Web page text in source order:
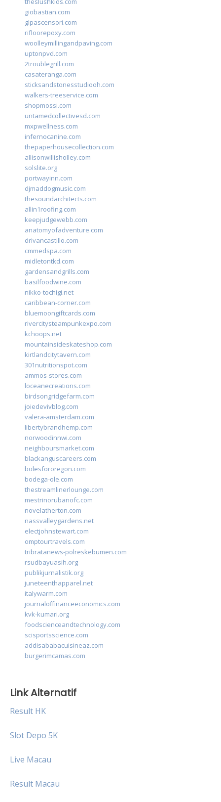
giobastian.com
glpascensori.com
rifloorepoxy.com
woolleymillingandpaving.com
uptonpvd.com
2troublegrill.com
casateranga.com
sticksandstonesstudiooh.com
walkers-treeservice.com
shopmossi.com
untamedcollectivesd.com
mxpwellness.com
infernocanine.com
thepaperhousecollection.com
allisonwillisholley.com
solslite.org
portwayinn.com
djmaddogmusic.com
thesoundarchitects.com
allin1roofing.com
keepjudgewebb.com
anatomyofadventure.com
drivancastillo.com
cmmedspa.com
midletontkd.com
gardensandgrills.com
basilfoodwine.com
nikko-tochigi.net
caribbean-corner.com
bluemoongiftcards.com
rivercitysteampunkexpo.com
kchoops.net
mountainsideskateshop.com
kirtlandcitytavern.com
301nutritionspot.com
ammos-stores.com
loceanecreations.com
birdsongridgefarm.com
joiedevivblog.com
valera-amsterdam.com
libertybrandhemp.com
norwoodinnwi.com
neighboursmarket.com
blackanguscareers.com
bolesfororegon.com
bodega-ole.com
thestreamlinerlounge.com
mestrinorubanofc.com
novelatherton.com
nassvalleygardens.net
electjohnstewart.com
omptourtravels.com
tribratanews-polreskebumen.com
rsudbayuasih.org
publikjurnalistik.org
juneteenthapparel.net
italywarm.com
journaloffinanceeconomics.com
kvk-kumari.org
foodscienceandtechnology.com
scisportsscience.com
addisababacuisineaz.com
burgerimcamas.com
Link Alternatif
Result HK
Slot Depo 5K
Live Macau
Result Macau